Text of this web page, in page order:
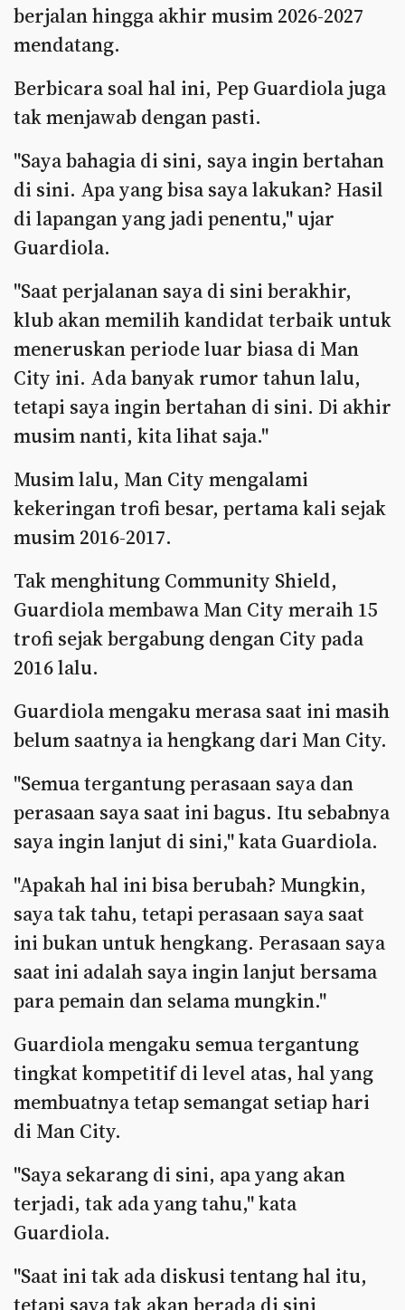
berjalan hingga akhir musim 2026-2027
mendatang.
Berbicara soal hal ini, Pep Guardiola juga
tak menjawab dengan pasti.
"Saya bahagia di sini, saya ingin bertahan
di sini. Apa yang bisa saya lakukan? Hasil
di lapangan yang jadi penentu," ujar
Guardiola.
"Saat perjalanan saya di sini berakhir,
klub akan memilih kandidat terbaik untuk
meneruskan periode luar biasa di Man
City ini. Ada banyak rumor tahun lalu,
tetapi saya ingin bertahan di sini. Di akhir
musim nanti, kita lihat saja."
Musim lalu, Man City mengalami
kekeringan trofi besar, pertama kali sejak
musim 2016-2017.
Tak menghitung Community Shield,
Guardiola membawa Man City meraih 15
trofi sejak bergabung dengan City pada
2016 lalu.
Guardiola mengaku merasa saat ini masih
belum saatnya ia hengkang dari Man City.
"Semua tergantung perasaan saya dan
perasaan saya saat ini bagus. Itu sebabnya
saya ingin lanjut di sini," kata Guardiola.
"Apakah hal ini bisa berubah? Mungkin,
saya tak tahu, tetapi perasaan saya saat
ini bukan untuk hengkang. Perasaan saya
saat ini adalah saya ingin lanjut bersama
para pemain dan selama mungkin."
Guardiola mengaku semua tergantung
tingkat kompetitif di level atas, hal yang
membuatnya tetap semangat setiap hari
di Man City.
"Saya sekarang di sini, apa yang akan
terjadi, tak ada yang tahu," kata
Guardiola.
"Saat ini tak ada diskusi tentang hal itu,
tetapi saya tak akan berada di sini